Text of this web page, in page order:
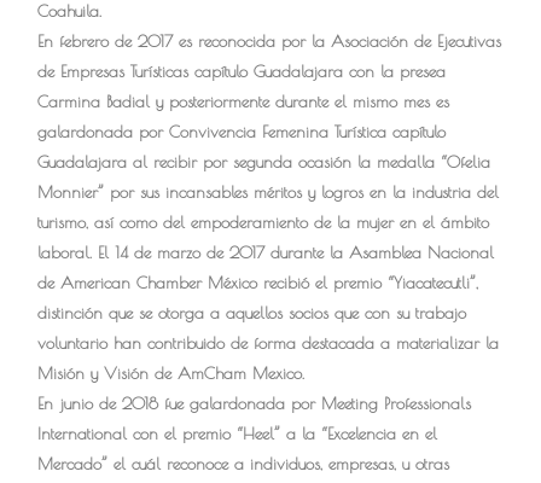
Coahuila.
En febrero de 2017 es reconocida por la Asociación de Ejecutivas
de Empresas Turísticas capítulo Guadalajara con la presea
Carmina Badial y posteriormente durante el mismo mes es
galardonada por Convivencia Femenina Turística capítulo
Guadalajara al recibir por segunda ocasión la medalla “Ofelia
Monnier” por sus incansables méritos y logros en la industria del
turismo, así como del empoderamiento de la mujer en el ámbito
laboral. El 14 de marzo de 2017 durante la Asamblea Nacional
de American Chamber México recibió el premio “Yiacatecutli”,
distinción que se otorga a aquellos socios que con su trabajo
voluntario han contribuido de forma destacada a materializar la
Misión y Visión de AmCham Mexico.
En junio de 2018 fue galardonada por Meeting Professionals
International con el premio “Heel” a la “Excelencia en el
Mercado” el cuál reconoce a individuos, empresas, u otras